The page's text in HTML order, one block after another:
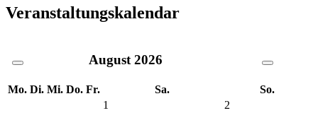
Veranstaltungskalendar
August 2026
Mo. Di. Mi. Do. Fr. Sa.
So.
1
2